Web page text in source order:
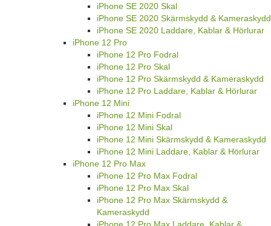
iPhone SE 2020 Skal
iPhone SE 2020 Skärmskydd & Kameraskydd
iPhone SE 2020 Laddare, Kablar & Hörlurar
iPhone 12 Pro
iPhone 12 Pro Fodral
iPhone 12 Pro Skal
iPhone 12 Pro Skärmskydd & Kameraskydd
iPhone 12 Pro Laddare, Kablar & Hörlurar
iPhone 12 Mini
iPhone 12 Mini Fodral
iPhone 12 Mini Skal
iPhone 12 Mini Skärmskydd & Kameraskydd
iPhone 12 Mini Laddare, Kablar & Hörlurar
iPhone 12 Pro Max
iPhone 12 Pro Max Fodral
iPhone 12 Pro Max Skal
iPhone 12 Pro Max Skärmskydd &
Kameraskydd